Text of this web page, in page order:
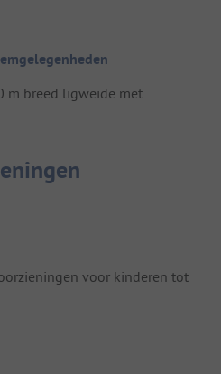
m breed ligweide met
voor kinderen tot